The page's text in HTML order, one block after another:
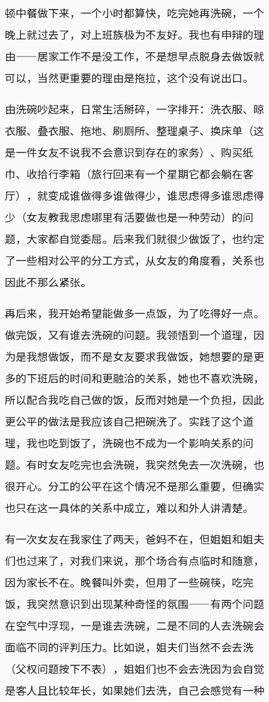
顿中餐做下来，一个小时都算快，吃完她再洗碗，一个
晚上就过去了，对上班族极为不友好。我也有申辩的理
由——居家工作不是没工作，不是想早点脱身去做饭就
可以，当然更重要的理由是拖拉，这个没有说出口。
由洗碗吵起来，日常生活掰碎，一字排开：洗衣服、晾
衣服、叠衣服、拖地、刷厕所、整理桌子、换床单（这
是一件女友不说我不会意识到存在的家务）、购买纸
巾、收拾行李箱（旅行回来有一个星期它都会躺在客
厅），就变成谁做得多谁做得少，谁思虑得多谁思虑得
少（女友教我思虑哪里有活要做也是一种劳动）的问
题，大家都自觉委屈。后来我们就很少做饭了，也约定
了一些相对公平的分工方式，从女友的角度看，关系也
因此不那么紧张。
再后来，我开始希望能做多一点饭，为了吃得好一点。
做完饭，又有谁去洗碗的问题。我领悟到一个道理，因
为是我想做饭，而不是女友要求我做饭，她想要的是更
多的下班后的时间和更融洽的关系，她也不喜欢洗碗，
所以配合我吃自己做的饭，反而对她是一个负担，因此
更公平的做法是我应该自己把碗洗了。实践了这个道
理，我也吃到饭了，洗碗也不成为一个影响关系的问
题。有时女友吃完也会洗碗，我突然免去一次洗碗，也
很开心。分工的公平在这个情况不是那么重要，但确实
也只在这一具体的关系中成立，难以和外人讲清楚。
有一次女友在我家住了两天，爸妈不在，但姐姐和姐夫
们也过来了，对我们来说，那个场合有点临时和随意，
因为家长不在。晚餐叫外卖，但用了一些碗筷，吃完
饭，我突然意识到出现某种奇怪的氛围——有两个问题
在空气中浮现，一是谁去洗碗，二是不同的人去洗碗会
面临不同的评判压力。比如说，姐夫们当然不会去洗
（父权问题按下不表），姐姐们也不会去洗因为会自觉
是客人且比较年长，如果她们去洗，自己会感觉有一种